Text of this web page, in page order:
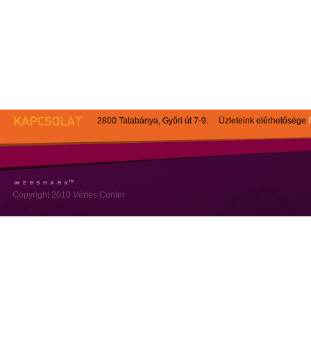
2800 Tatabánya, Győri út 7-9. Üzleteink elérhetősége
Copyright 2010 Vértes Center